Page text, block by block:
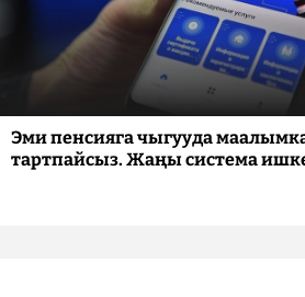
Эми пенсияга чыгууда
тартпайсыз. Жаңы система